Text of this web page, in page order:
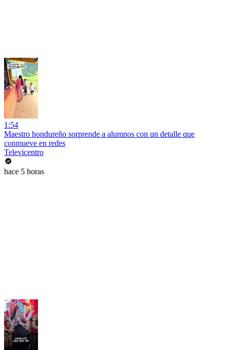
1:54
Maestro hondureño sorprende a alumnos con un detalle que
conmueve en redes
Televicentro
hace 5 horas